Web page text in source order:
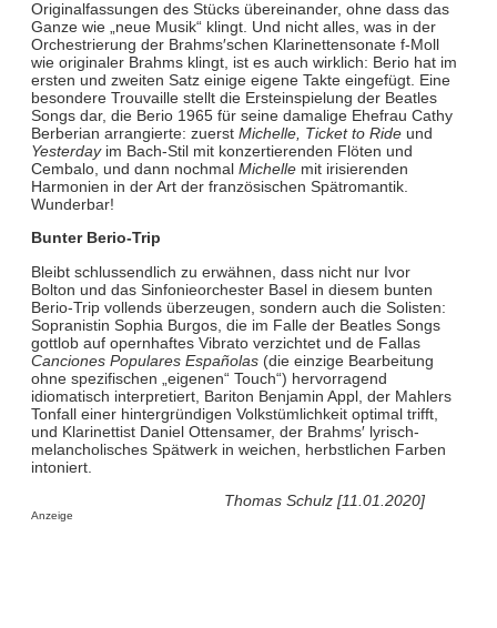
Originalfassungen des Stücks übereinander, ohne dass das
Ganze wie „neue Musik“ klingt. Und nicht alles, was in der
Orchestrierung der Brahms′schen Klarinettensonate f-Moll
wie originaler Brahms klingt, ist es auch wirklich: Berio hat im
ersten und zweiten Satz einige eigene Takte eingefügt. Eine
besondere Trouvaille stellt die Ersteinspielung der Beatles
Songs dar, die Berio 1965 für seine damalige Ehefrau Cathy
Berberian arrangierte: zuerstMichelle, Ticket to Rideund
Yesterdayim Bach-Stil mit konzertierenden Flöten und
Cembalo, und dann nochmal Michellemit irisierenden
Harmonien in der Art der französischen Spätromantik.
Wunderbar!
Bunter Berio-Trip
Bleibt schlussendlich zu erwähnen, dass nicht nur Ivor
Bolton und das Sinfonieorchester Basel in diesem bunten
Berio-Trip vollends überzeugen, sondern auch die Solisten:
Sopranistin Sophia Burgos, die im Falle der Beatles Songs
gottlob auf opernhaftes Vibrato verzichtet und de Fallas
Canciones Populares Españolas(die einzige Bearbeitung
ohne spezifischen „eigenen“ Touch“) hervorragend
idiomatisch interpretiert, Bariton Benjamin Appl, der Mahlers
Tonfall einer hintergründigen Volkstümlichkeit optimal trifft,
und Klarinettist Daniel Ottensamer, der Brahms′ lyrisch-
melancholisches Spätwerk in weichen, herbstlichen Farben
intoniert.
Thomas Schulz [11.01.2020]
Anzeige